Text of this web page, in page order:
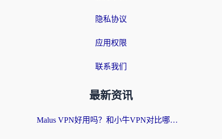
隐私协议
应用权限
联系我们
最新资讯
Malus VPN好用吗？和小牛VPN对比哪个回国效果更好？海外党亲测实用指南